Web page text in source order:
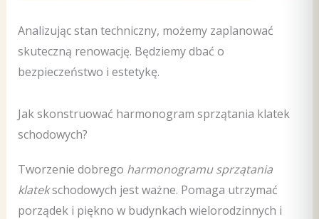
Analizując stan techniczny, możemy zaplanować
skuteczną renowację. Będziemy dbać o
bezpieczeństwo i estetykę.
Jak skonstruować harmonogram sprzątania klatek
schodowych?
Tworzenie dobrego harmonogramu sprzątania
klatekschodowych jest ważne. Pomaga utrzymać
porządek i piękno w budynkach wielorodzinnych i